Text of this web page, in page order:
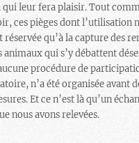
leur fera plaisir. Tout
ces pièges dont l’utilisation
qu’à la capture des
qui s’y débattent
procédure de
n’a été organisée avant
Et ce n’est là qu’un
nous avons relevées.